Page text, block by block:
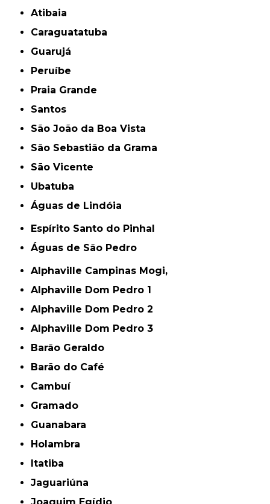
Atibaia
Caraguatatuba
Guarujá
Peruíbe
Praia Grande
Santos
São João da Boa Vista
São Sebastião da Grama
São Vicente
Ubatuba
Águas de Lindóia
Espírito Santo do Pinhal
Águas de São Pedro
Alphaville Campinas Mogi,
Alphaville Dom Pedro 1
Alphaville Dom Pedro 2
Alphaville Dom Pedro 3
Barão Geraldo
Barão do Café
Cambuí
Gramado
Guanabara
Holambra
Itatiba
Jaguariúna
Joaquim Egídio